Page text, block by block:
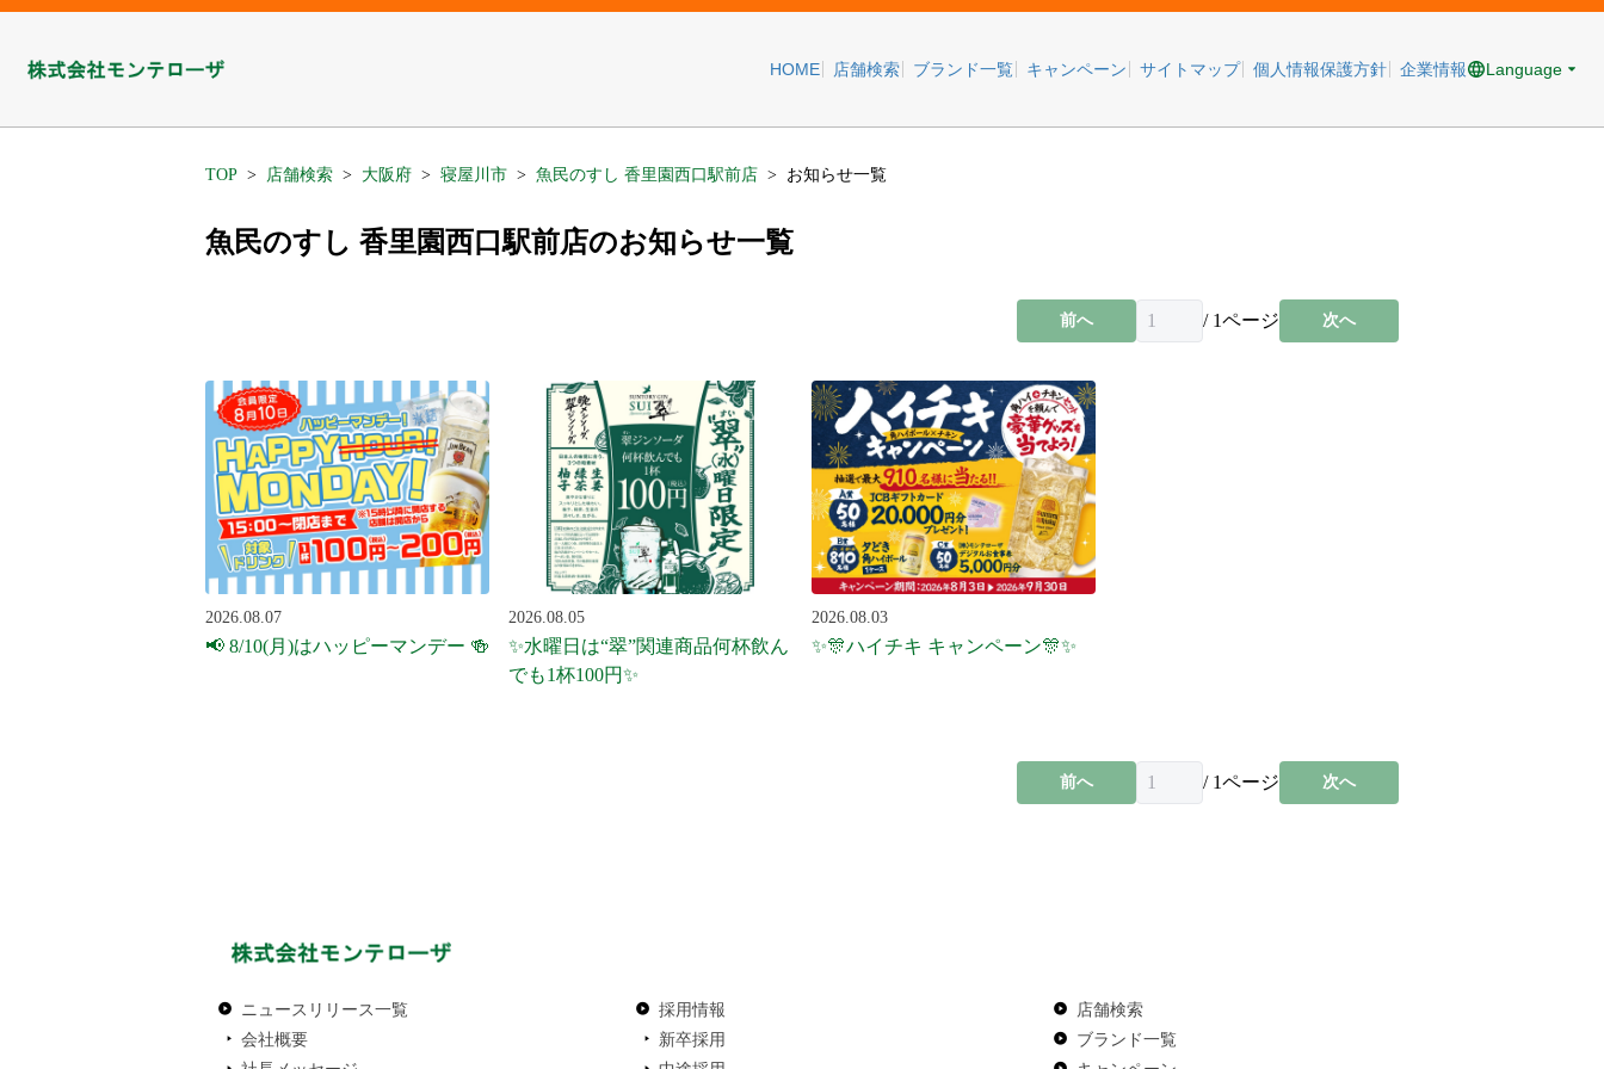
HOME 店舗検索 ブランド一覧 キャンペーン サイトマップ 個人情報保護方針 企業情報 Language
TOP 店舗検索 大阪府 寝屋川市 魚民のすし 香里園西口駅前店 お知らせ一覧
魚民のすし 香里園西口駅前店のお知らせ一覧
前へ / 1ページ 次へ
2026.08.07
📢 8/10(月)はハッピーマンデー 🍻
2026.08.05
✨水曜日は“翠”関連商品何杯飲ん
でも1杯100円✨
2026.08.03
✨🎊ハイチキ キャンペーン🎊✨
前へ / 1ページ 次へ
ニュースリリース一覧
会社概要
採用情報
新卒採用
店舗検索
ブランド一覧